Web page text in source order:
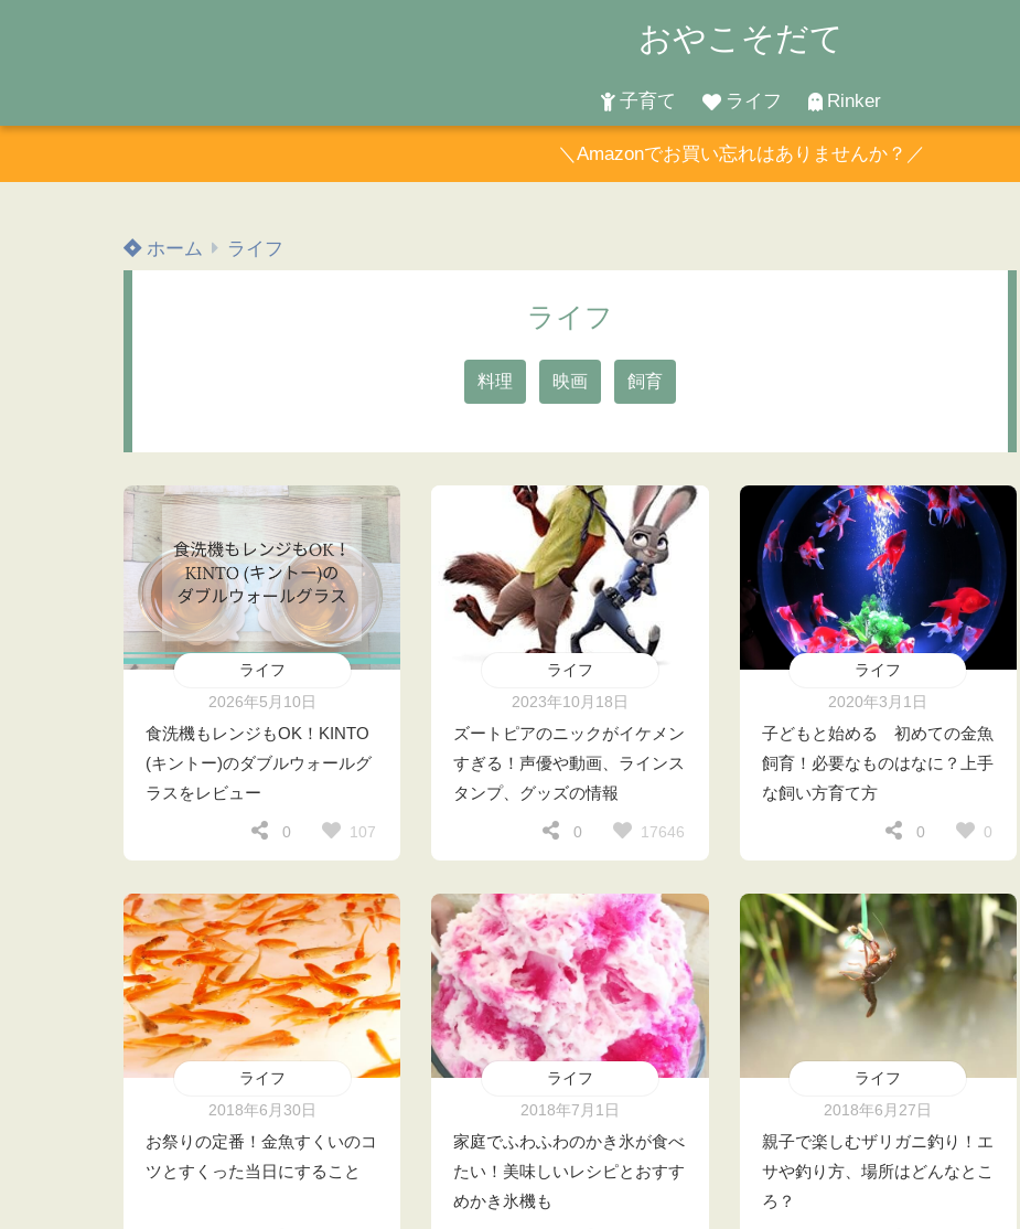
おやこそだて
子育て ライフ Rinker
＼Amazonでお買い忘れはありませんか？／
ホーム ライフ
ライフ
料理 映画 飼育
ライフ
2026年5月10日
食洗機もレンジもOK！KINTO
(キントー)のダブルウォールグ
ラスをレビュー
0 107
ライフ
2023年10月18日
ズートピアのニックがイケメン
すぎる！声優や動画、ラインス
タンプ、グッズの情報
0 17646
ライフ
2020年3月1日
子どもと始める 初めての金魚
飼育！必要なものはなに？上手
な飼い方育て方
0 0
ライフ
2018年6月30日
お祭りの定番！金魚すくいのコ
ツとすくった当日にすること
ライフ
2018年7月1日
家庭でふわふわのかき氷が食べ
たい！美味しいレシピとおすす
めかき氷機も
ライフ
2018年6月27日
親子で楽しむザリガニ釣り！エ
サや釣り方、場所はどんなとこ
ろ？